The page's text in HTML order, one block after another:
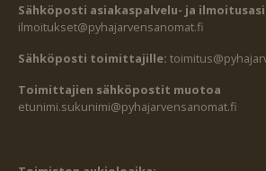
Sähköposti asiakaspalvelu- ja
ilmoitukset@pyhajarvensanomat.fi
Sähköposti toimittajille:
Toimittajien sähköpostit muotoa
etunimi.sukunimi@pyhajarvensanomat.fi